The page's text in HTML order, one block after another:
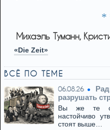
*
Михаэль Туманн,
«Die Zeit»
ВСЁ ПО ТЕМЕ
06.08.26
разрушать
Вы же те
настойчиво
стоят выше…